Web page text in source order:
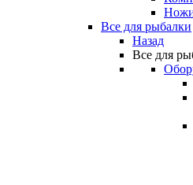
Все для рыбалки
Назад
Все для